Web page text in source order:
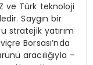
ve Türk teknoloji
Saygın bir
stratejik yatırım
Borsası’nda
aracılığıyla –